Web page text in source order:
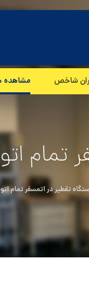
شاخص مشاهده
تمام
تقطیر در اتمسفر تمام